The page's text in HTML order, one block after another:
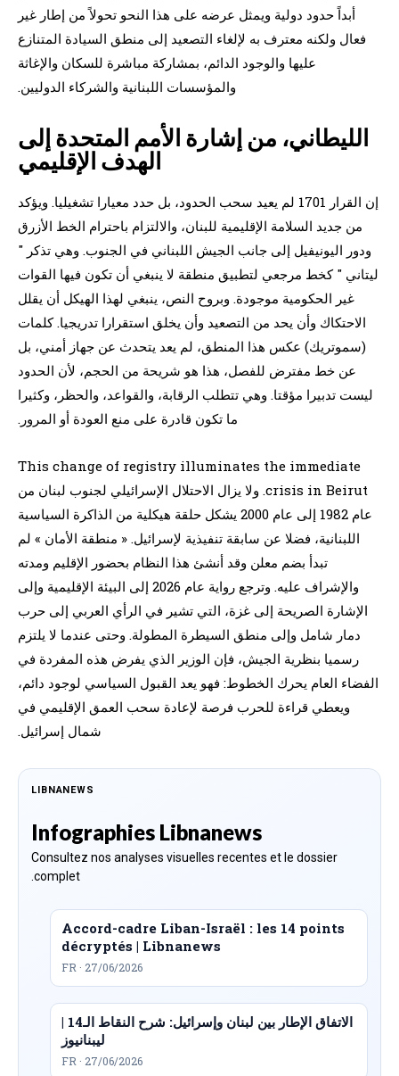
أبداً حدود دولية ويمثل عرضه على هذا النحو تحولاً من إطار غير
فعال ولكنه معترف به لإلغاء التصعيد إلى منطق السيادة المتنازع
عليها والوجود الدائم، بمشاركة مباشرة للسكان والإغاثة
والمؤسسات اللبنانية والشركاء الدوليين.
الليطاني، من إشارة الأمم المتحدة إلى
الهدف الإقليمي
إن القرار 1701 لم يعيد سحب الحدود، بل حدد معيارا تشغيليا. ويؤكد
من جديد السلامة الإقليمية للبنان، والالتزام باحترام الخط الأزرق
ودور اليونيفيل إلى جانب الجيش اللبناني في الجنوب. وهي تذكر "
ليتاني " كخط مرجعي لتطبيق منطقة لا ينبغي أن تكون فيها القوات
غير الحكومية موجودة. وبروح النص، ينبغي لهذا الهيكل أن يقلل
الاحتكاك وأن يحد من التصعيد وأن يخلق استقرارا تدريجيا. كلمات
(سموتريك) عكس هذا المنطق، لم يعد يتحدث عن جهاز أمني، بل
عن خط مفترض للفصل، هذا هو شريحة من الحجم، لأن الحدود
ليست تدبيرا مؤقتا. وهي تتطلب الرقابة، والقواعد، والحظر، وكثيرا
ما تكون قادرة على منع العودة أو المرور.
This change of registry illuminates the immediate
crisis in Beirut. ولا يزال الاحتلال الإسرائيلي لجنوب لبنان من
عام 1982 إلى عام 2000 يشكل حلقة هيكلية من الذاكرة السياسية
اللبنانية، فضلا عن سابقة تنفيذية لإسرائيل. « منطقة الأمان » لم
تبدأ بضم معلن وقد أنشئ هذا النظام بحضور الإقليم ومدته
والإشراف عليه. وترجع رواية عام 2026 إلى البيئة الإقليمية وإلى
الإشارة الصريحة إلى غزة، التي تشير في الرأي العربي إلى حرب
دمار شامل وإلى منطق السيطرة المطولة. وحتى عندما لا يلتزم
رسميا بنظرية الجيش، فإن الوزير الذي يفرض هذه المفردة في
الفضاء العام يحرك الخطوط: فهو يعد القبول السياسي لوجود دائم،
ويعطي قراءة للحرب فرصة لإعادة سحب العمق الإقليمي في
شمال إسرائيل.
LIBNANEWS
Infographies Libnanews
Consultez nos analyses visuelles recentes et le dossier
complet.
Accord-cadre Liban-Israël : les 14 points
décryptés | Libnanews
FR · 27/06/2026
الاتفاق الإطار بين لبنان وإسرائيل: شرح النقاط الـ14 |
ليبنانيوز
FR · 27/06/2026